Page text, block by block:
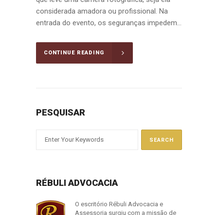
considerada amadora ou profissional. Na
entrada do evento, os seguranças impedem...
CONTINUE READING
PESQUISAR
RÉBULI ADVOCACIA
O escritório Rébuli Advocacia e
Assessoria surgiu com a missão de